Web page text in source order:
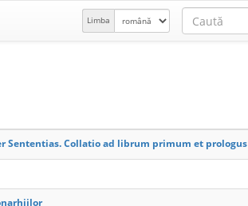
Limba
Sententias. Collatio ad librum primum et prologus